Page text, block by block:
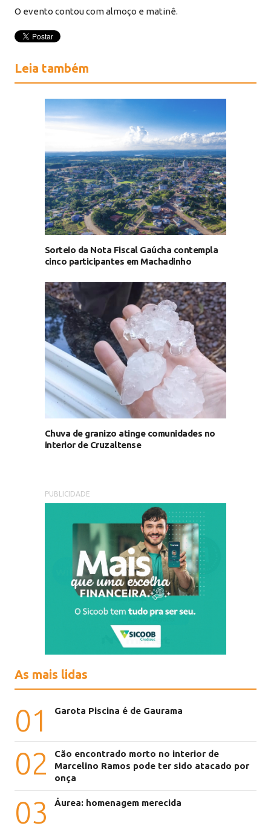
O evento contou com almoço e matinê.
Leia também
Sorteio da Nota Fiscal Gaúcha contempla
cinco participantes em Machadinho
Chuva de granizo atinge comunidades no
interior de Cruzaltense
PUBLICIDADE
As mais lidas
01 Garota Piscina é de Gaurama
02
Cão encontrado morto no interior de
Marcelino Ramos pode ter sido atacado por
onça
03 Áurea: homenagem merecida